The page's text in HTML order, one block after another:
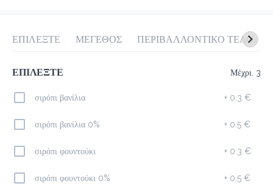
Όλες
ΕΠΙΛΕΞΤΕ ΜΕΓΕΘΟΣ ΠΕΡΙΒΑΛΛΟΝΤΙΚΟ ΤΕΛΟΣ ΠΛΑΣΤΙΚΟΥ 0.10€
ΕΠΙΛΕΞΤΕ Μέχρι. 3
σιρόπι βανίλια + 0.3 €
σιρόπι βανίλια 0% + 0.5 €
σιρόπι φουντούκι + 0.3 €
σιρόπι φουντούκι 0% + 0.5 €